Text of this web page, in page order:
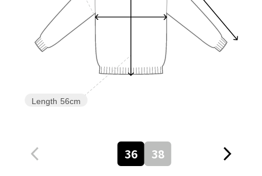
Length 56cm
36 38